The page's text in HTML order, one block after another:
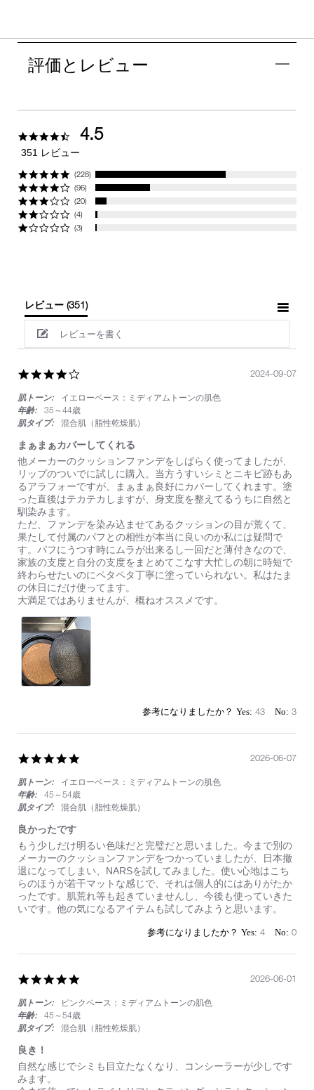
評価とレビュー
4.54.5
351 レビュー
(228)
(96)
(20)
(4)
(3)
レビュー (351)
レビューを書く
rating
肌トーン:
イエローベース：ミディアムトーンの肌色
年齢:
35～44歳
肌タイプ:
混合肌（脂性乾燥肌）
まぁまぁカバーしてくれる
Review
by
on
7
Sep
2024
review
stating
ま
ぁ
ま
ぁ
カ
バ
ー
し
て
く
れ
る
他メーカーのクッションファンデをしばらく使ってましたが、
リップのついでに試しに購入。当方うすいシミとニキビ跡もあ
るアラフォーですが、まぁまぁ良好にカバーしてくれます。塗
った直後はテカテカしますが、身支度を整えてるうちに自然と
馴染みます。
ただ、ファンデを染み込ませてあるクッションの目が荒くて、
果たして付属のパフとの相性が本当に良いのか私には疑問で
す。パフにうつす時にムラが出来るし一回だと薄付きなので、
家族の支度と自分の支度をまとめてこなす大忙しの朝に時短で
終わらせたいのにペタペタ丁寧に塗っていられない。私はたま
の休日にだけ使ってます。
大満足ではありませんが、概ねオススメです。
2024-09-07
43 3
rating
肌トーン:
イエローベース：ミディアムトーンの肌色
年齢:
45～54歳
肌タイプ:
混合肌（脂性乾燥肌）
良かったです
Review
by
on
7
Jun
2026
review
stating
良
か
っ
た
で
もう少しだけ明るい色味だと完璧だと思いました。今まで別の
メーカーのクッションファンデをつかっていましたが、日本撤
退になってしまい、NARSを試してみました。使い心地はこち
らのほうが若干マットな感じで、それは個人的にはありがたか
ったです。肌荒れ等も起きていませんし、今後も使っていきた
いです。他の気になるアイテムも試してみようと思います。
2026-06-07
4 0
rating
肌トーン:
ピンクベース：ミディアムトーンの肌色
年齢:
45～54歳
肌タイプ:
混合肌（脂性乾燥肌）
良き！
Review
by
review
stating
自然な感じでシミも目立たなくなり、コンシーラーが少しです
みます。
2026-06-01